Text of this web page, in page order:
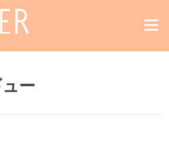
Menu
ー